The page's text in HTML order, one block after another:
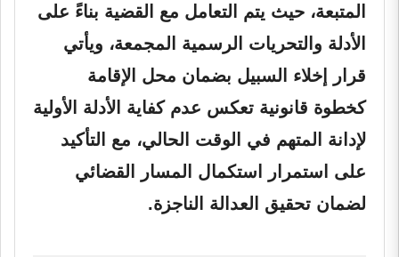
المتبعة، حيث يتم التعامل مع القضية بناءً على
الأدلة والتحريات الرسمية المجمعة، ويأتي
قرار إخلاء السبيل بضمان محل الإقامة
كخطوة قانونية تعكس عدم كفاية الأدلة الأولية
لإدانة المتهم في الوقت الحالي، مع التأكيد
على استمرار استكمال المسار القضائي
لضمان تحقيق العدالة الناجزة.